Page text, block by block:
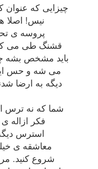
چیزایی که عنوان
نیس! اصلا
پروسه ی
قشنگ طی می
باید مشخص بشه
می شه و حس
دیگه به ارضا
شما که نه ترس
فکر ازاله
استرس
معاشقه ی
شروع کنید.